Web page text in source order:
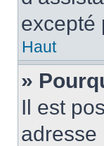
excepté
Haut
»
Il est
adresse